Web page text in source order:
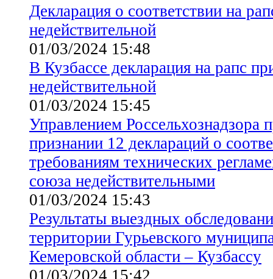
Декларация о соответствии на
недействительной
01/03/2024 15:48
В Кузбассе декларация на рапс
недействительной
01/03/2024 15:45
Управлением Россельхознадзора
признании 12 деклараций о
требованиям технических
союза недействительными
01/03/2024 15:43
Результаты выездных
территории Гурьевского
Кемеровской области – Кузбассу
01/03/2024 15:42